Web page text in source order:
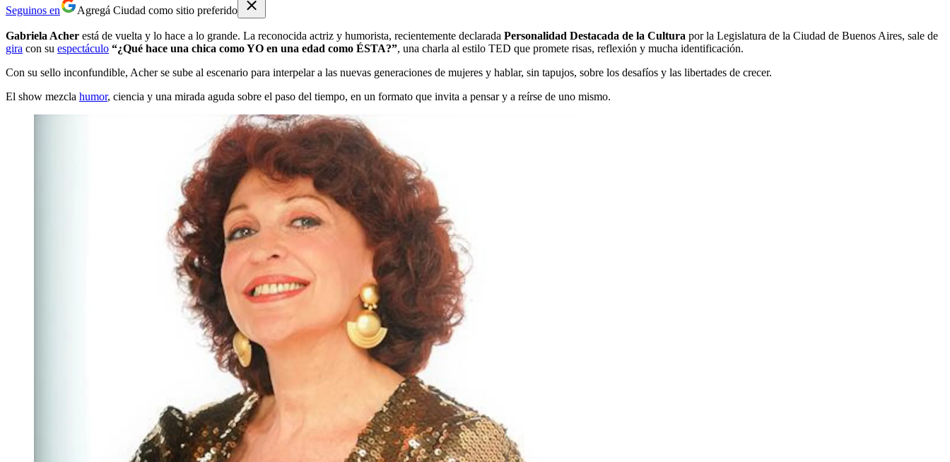
Seguinos en Agregá Ciudad como sitio preferido
Gabriela Acher está de vuelta y lo hace a lo grande. La reconocida actriz y humorista, recientemente declarada Personalidad Destacada de la Cultura por la Legislatura de la Ciudad de Buenos Aires, sale de
gira con su espectáculo “¿Qué hace una chica como YO en una edad como ÉSTA?”, una charla al estilo TED que promete risas, reflexión y mucha identificación.
Con su sello inconfundible, Acher se sube al escenario para interpelar a las nuevas generaciones de mujeres y hablar, sin tapujos, sobre los desafíos y las libertades de crecer.
El show mezcla humor, ciencia y una mirada aguda sobre el paso del tiempo, en un formato que invita a pensar y a reírse de uno mismo.